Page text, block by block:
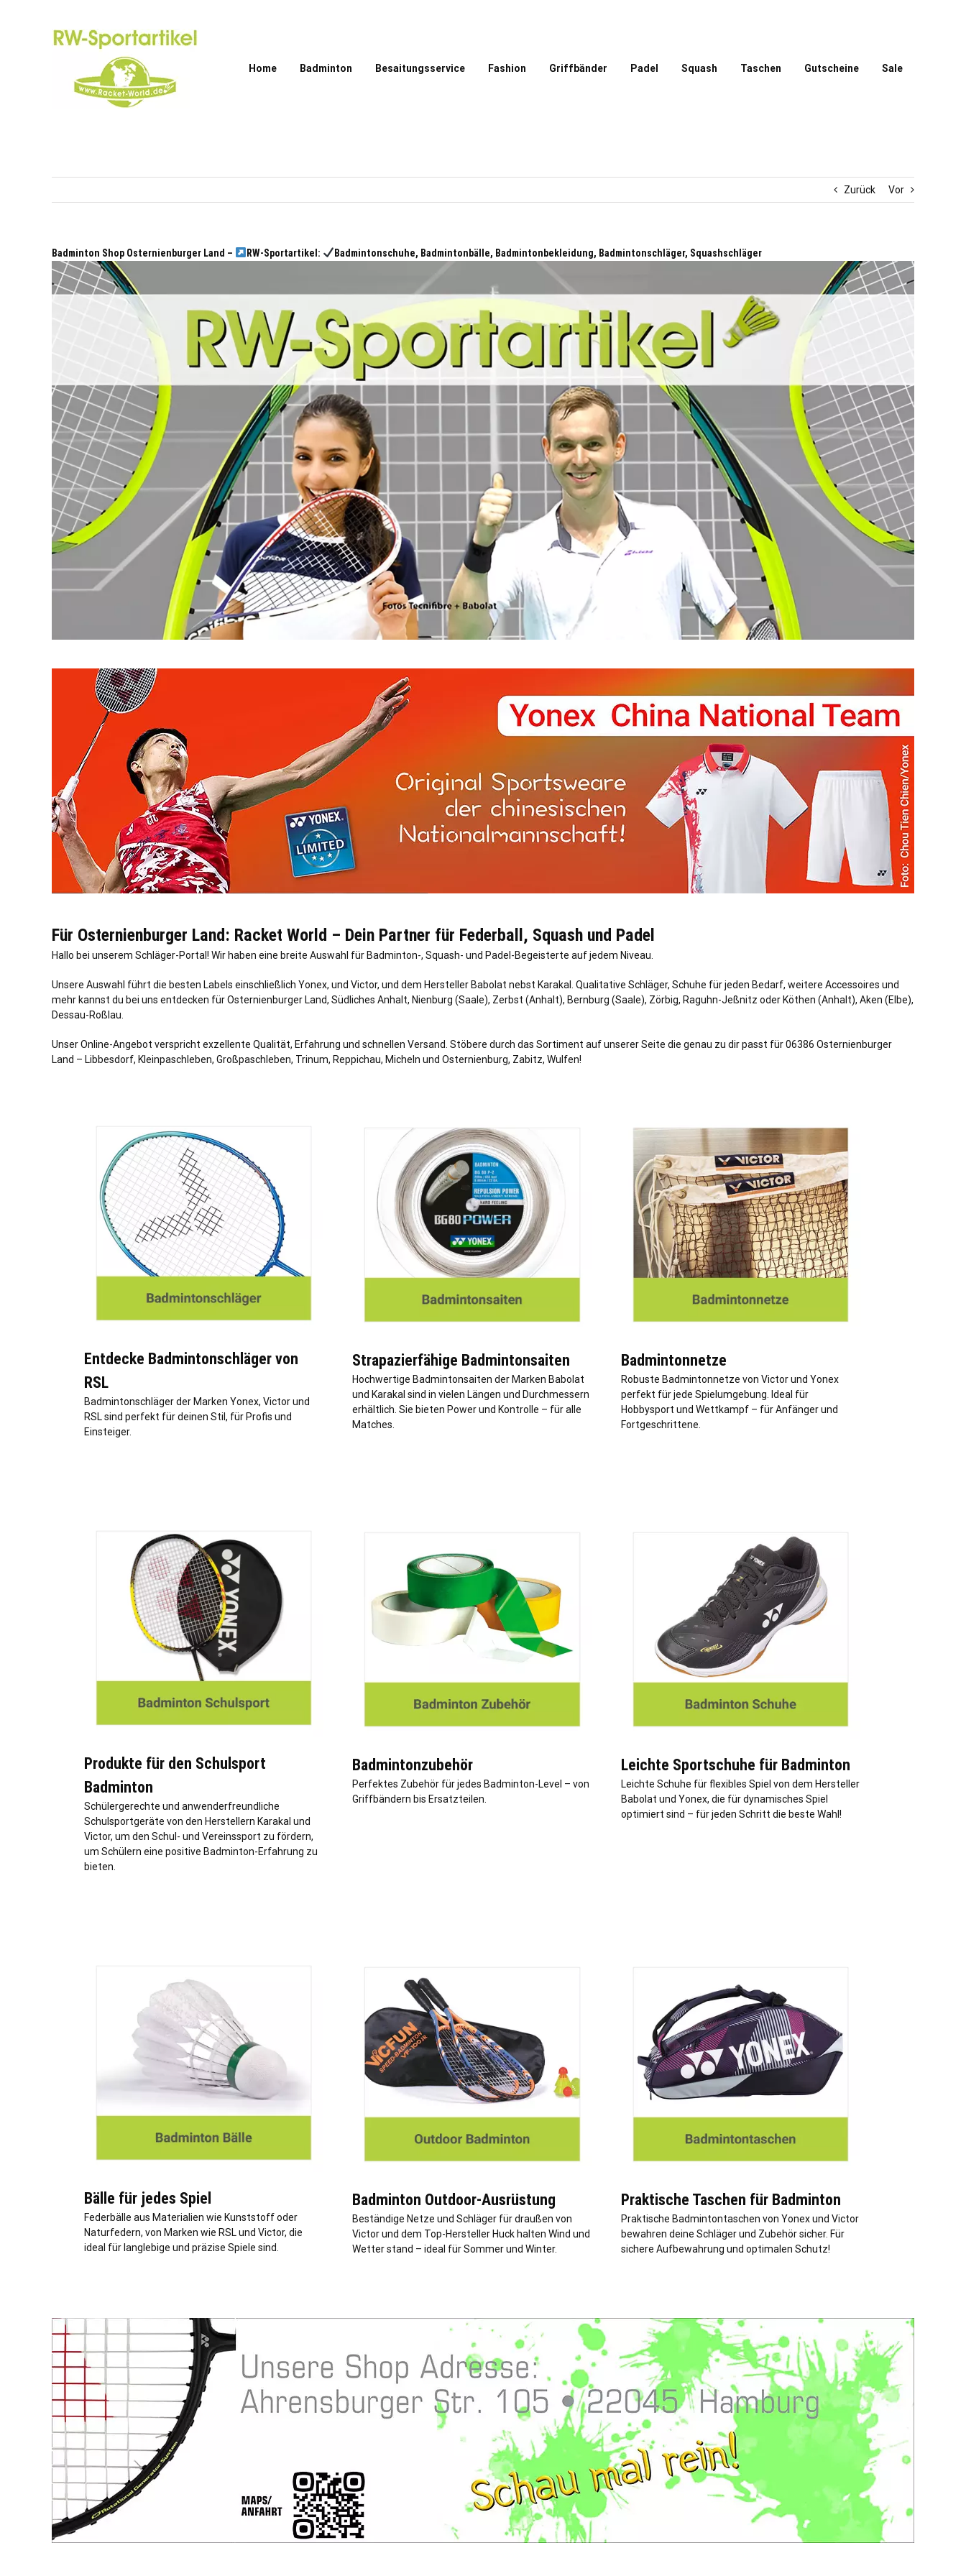
Home Badminton Besaitungsservice Fashion Griffbänder Padel Squash Taschen Gutscheine Sale
Zurück Vor
Badminton Shop Osternienburger Land – RW-Sportartikel: Badmintonschuhe, Badmintonbälle, Badmintonbekleidung, Badmintonschläger, Squashschläger
Für Osternienburger Land: Racket World – Dein Partner für Federball, Squash und Padel
Hallo bei unserem Schläger-Portal! Wir haben eine breite Auswahl für Badminton-, Squash- und Padel-Begeisterte auf jedem Niveau.
Unsere Auswahl führt die besten Labels einschließlich Yonex, und Victor, und dem Hersteller Babolat nebst Karakal. Qualitative Schläger, Schuhe für jeden Bedarf, weitere Accessoires und
mehr kannst du bei uns entdecken für Osternienburger Land, Südliches Anhalt, Nienburg (Saale), Zerbst (Anhalt), Bernburg (Saale), Zörbig, Raguhn-Jeßnitz oder Köthen (Anhalt), Aken (Elbe),
Dessau-Roßlau.
Unser Online-Angebot verspricht exzellente Qualität, Erfahrung und schnellen Versand. Stöbere durch das Sortiment auf unserer Seite die genau zu dir passt für 06386 Osternienburger
Land – Libbesdorf, Kleinpaschleben, Großpaschleben, Trinum, Reppichau, Micheln und Osternienburg, Zabitz, Wulfen!
Entdecke Badmintonschläger von
RSL
Badmintonschläger der Marken Yonex, Victor und
RSL sind perfekt für deinen Stil, für Profis und
Einsteiger.
Strapazierfähige Badmintonsaiten
Hochwertige Badmintonsaiten der Marken Babolat
und Karakal sind in vielen Längen und Durchmessern
erhältlich. Sie bieten Power und Kontrolle – für alle
Matches.
Badmintonnetze
Robuste Badmintonnetze von Victor und Yonex
perfekt für jede Spielumgebung. Ideal für
Hobbysport und Wettkampf – für Anfänger und
Fortgeschrittene.
Produkte für den Schulsport
Badminton
Schülergerechte und anwenderfreundliche
Schulsportgeräte von den Herstellern Karakal und
Victor, um den Schul- und Vereinssport zu fördern,
um Schülern eine positive Badminton-Erfahrung zu
bieten.
Badmintonzubehör
Perfektes Zubehör für jedes Badminton-Level – von
Griffbändern bis Ersatzteilen.
Leichte Sportschuhe für Badminton
Leichte Schuhe für flexibles Spiel von dem Hersteller
Babolat und Yonex, die für dynamisches Spiel
optimiert sind – für jeden Schritt die beste Wahl!
Bälle für jedes Spiel
Federbälle aus Materialien wie Kunststoff oder
Naturfedern, von Marken wie RSL und Victor, die
ideal für langlebige und präzise Spiele sind.
Badminton Outdoor-Ausrüstung
Beständige Netze und Schläger für draußen von
Victor und dem Top-Hersteller Huck halten Wind und
Wetter stand – ideal für Sommer und Winter.
Praktische Taschen für Badminton
Praktische Badmintontaschen von Yonex und Victor
bewahren deine Schläger und Zubehör sicher. Für
sichere Aufbewahrung und optimalen Schutz!